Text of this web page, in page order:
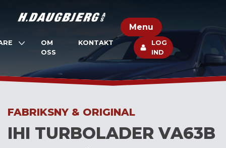
Menu
OM
OSS
KONTAKT
LOG
IND
FABRIKSNY & ORIGINAL
IHI TURBOLADER VA63B